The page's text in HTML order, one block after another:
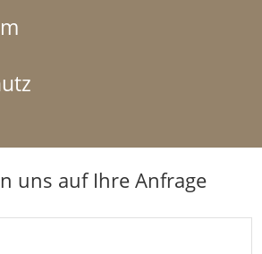
uns auf Ihre Anfrage